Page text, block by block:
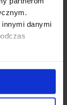
danymi
'First Choice’
zł